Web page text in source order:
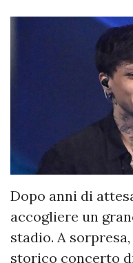
Dopo anni di
accogliere un
stadio. A
storico concerto